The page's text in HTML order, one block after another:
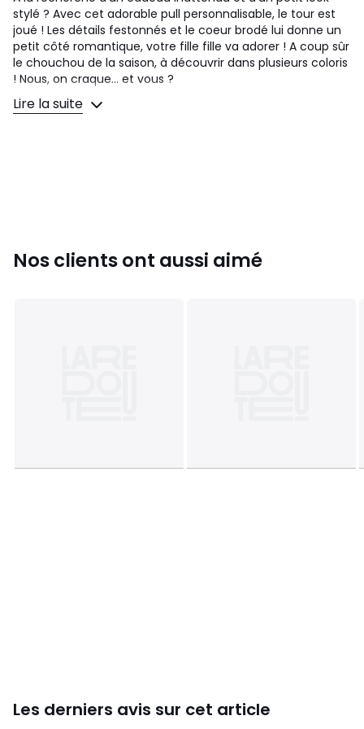
stylé ? Avec cet adorable pull personnalisable, le tour est
joué ! Les détails festonnés et le coeur brodé lui donne un
petit côté romantique, votre fille fille va adorer ! A coup sûr
le chouchou de la saison, à découvrir dans plusieurs coloris
! Nous, on craque... et vous ?
Pull Basics fille
• pas de blanchiments
Lire la suite
Nos clients ont aussi aimé
Les derniers avis sur cet article